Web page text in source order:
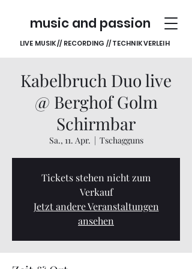
music and passion
LIVE MUSIK // RECORDING // TECHNIK VERLEIH
Kabelbruch Duo live
@ Berghof Golm
Schirmbar
Sa., 11. Apr.
  |
Tschagguns
Tickets stehen nicht zum
Verkauf
Jetzt andere Veranstaltungen
ansehen